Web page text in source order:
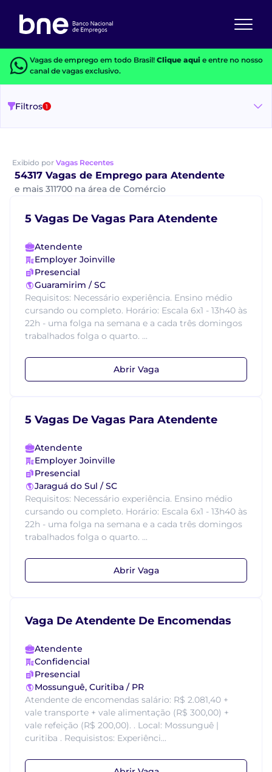
Vagas de emprego em todo Brasil! Clique aquie entre no nosso
canal de vagas exclusivo.
Filtros 1
Exibido por Vagas Recentes
54317 Vagas de Emprego para Atendente
e mais 311700 na área de Comércio
5 Vagas De Vagas Para Atendente
Atendente
Employer Joinville
Presencial
Guaramirim / SC
Requisitos: Necessário experiência. Ensino médio
cursando ou completo. Horário: Escala 6x1 - 13h40 às
22h - uma folga na semana e a cada três domingos
trabalhados folga o quarto. ...
Abrir Vaga
5 Vagas De Vagas Para Atendente
Atendente
Employer Joinville
Presencial
Jaraguá do Sul / SC
Requisitos: Necessário experiência. Ensino médio
cursando ou completo. Horário: Escala 6x1 - 13h40 às
22h - uma folga na semana e a cada três domingos
trabalhados folga o quarto. ...
Abrir Vaga
Vaga De Atendente De Encomendas
Atendente
Confidencial
Presencial
Mossunguê, Curitiba / PR
Atendente de encomendas salário: R$ 2.081,40 +
vale transporte + vale alimentação (R$ 300,00) +
vale refeição (R$ 200,00). . Local: Mossunguê |
curitiba . Requisistos: Experiênci...